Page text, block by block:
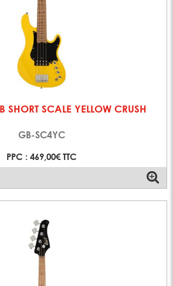
SHORT SCALE YELLOW CRUSH
GB-SC4YC
PPC : 469,00€ TTC